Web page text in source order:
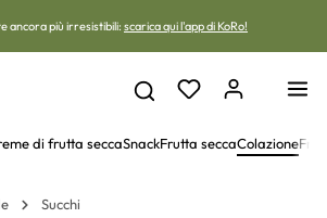
ancora più irresistibili: scarica qui l'app di KoRo!
di frutta seccaSnackFrutta seccaColazione
Succhi